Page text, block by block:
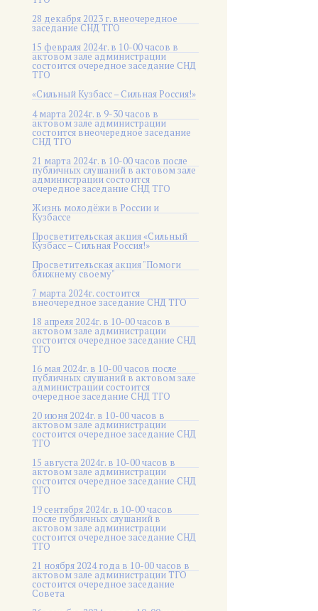
28 декабря 2023 г. внеочередное
заседание СНД ТГО
15 февраля 2024г. в 10-00 часов в
актовом зале администрации
состоится очередное заседание СНД
ТГО
«Сильный Кузбасс – Сильная Россия!»
4 марта 2024г. в 9-30 часов в
актовом зале администрации
состоится внеочередное заседание
СНД ТГО
21 марта 2024г. в 10-00 часов после
публичных слушаний в актовом зале
администрации состоится
очередное заседание СНД ТГО
Жизнь молодёжи в России и
Кузбассе
Просветительская акция «Сильный
Кузбасс – Сильная Россия!»
Просветительская акция "Помоги
ближнему своему"
7 марта 2024г. состоится
внеочередное заседание СНД ТГО
18 апреля 2024г. в 10-00 часов в
актовом зале администрации
состоится очередное заседание СНД
ТГО
16 мая 2024г. в 10-00 часов после
публичных слушаний в актовом зале
администрации состоится
очередное заседание СНД ТГО
20 июня 2024г. в 10-00 часов в
актовом зале администрации
состоится очередное заседание СНД
ТГО
15 августа 2024г. в 10-00 часов в
актовом зале администрации
состоится очередное заседание СНД
ТГО
19 сентября 2024г. в 10-00 часов
после публичных слушаний в
актовом зале администрации
состоится очередное заседание СНД
ТГО
21 ноября 2024 года в 10-00 часов в
актовом зале администрации ТГО
состоится очередное заседание
Совета